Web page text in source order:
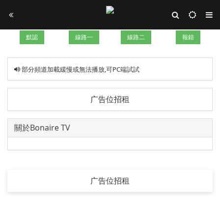
默認 線路一 線路二 報錯
部分頻道加載緩慢或無法播放,可PC端試試
广告位招租
關於Bonaire TV
广告位招租